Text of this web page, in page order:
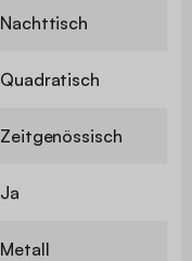
Nachttisch
Quadratisch
Zeitgenössisch
Ja
Metall